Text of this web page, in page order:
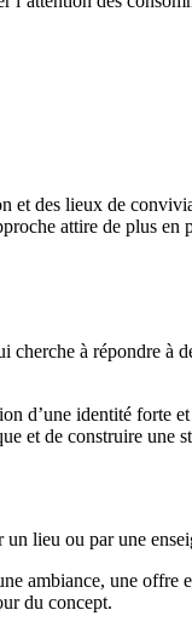
et des lieux de
attire de plus en
à répondre à
d’une identité forte
et de construire une
lieu ou par une
ambiance, une offre
du concept.